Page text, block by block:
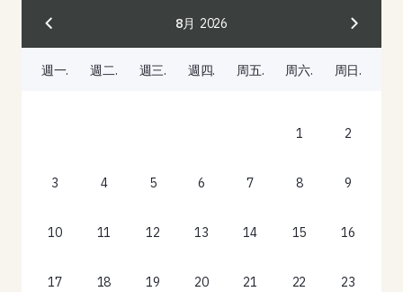
8月 2026
週一. 週二. 週三. 週四. 周五. 周六. 周日.
1 2
3 4 5 6 7 8 9
10 11 12 13 14 15 16
17 18 19 20 21 22 23